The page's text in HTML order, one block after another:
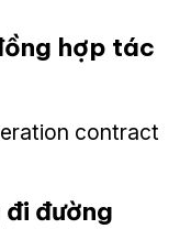
hợp tác
contract
đi đường